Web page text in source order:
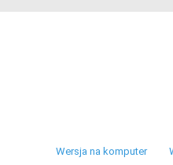
Wersja na komputer